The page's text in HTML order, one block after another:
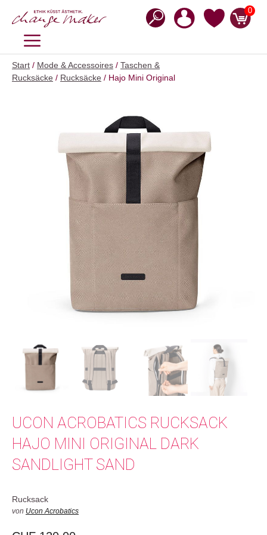
Inhalt
0
MENÜ
Start / Mode & Accessoires / Taschen &
Rucksäcke / Rucksäcke / Hajo Mini Original
UCON ACROBATICS RUCKSACK
HAJO MINI ORIGINAL DARK
SANDLIGHT SAND
Rucksack
von Ucon Acrobatics